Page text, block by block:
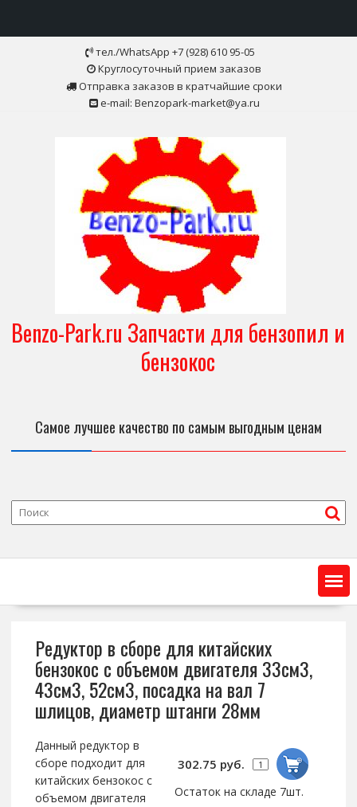
тел./WhatsApp +7 (928) 610 95-05
Круглосуточный прием заказов
Отправка заказов в кратчайшие сроки
e-mail: Benzopark-market@ya.ru
Benzo-Park.ru Запчасти для бензопил и
бензокос
Самое лучшее качество по самым выгодным ценам
Редуктор в сборе для китайских
бензокос с объемом двигателя 33см3,
43см3, 52см3, посадка на вал 7
шлицов, диаметр штанги 28мм
302.75 руб.
Остаток на складе 7шт.
Данный редуктор в
сборе подходит для
китайских бензокос с
объемом двигателя